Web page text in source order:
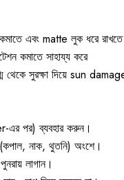
এবং matte লুক ধরে রাখতে
কমাতে সাহায্য করে
সুরক্ষা দিয়ে sun
এর পর) ব্যবহার করুন।
নাক, থুতনি) অংশে।
লাগান।